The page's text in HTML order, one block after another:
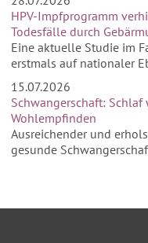
HPV-Impfprogramm
Todesfälle durch
Eine aktuelle Studie im
erstmals auf nationaler
15.07.2026
Schwangerschaft:
Wohlempfinden
Ausreichender und
gesunde